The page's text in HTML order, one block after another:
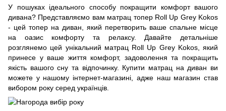
У пошуках ідеального способу покращити комфорт вашого
дивана? Представляємо вам матрац топер Roll Up Grey Kokos
- цей топер на диван, який перетворить ваше спальне місце
на оазис комфорту та релаксу. Давайте детальніше
розглянемо цей унікальний матрац Roll Up Grey Kokos, який
принесе у ваше життя комфорт, задоволення та покращить
якість вашого сну та відпочинку. Купити матрац на диван ви
можете у нашому інтернет-магазині, адже наш магазин став
вибором року серед українців.